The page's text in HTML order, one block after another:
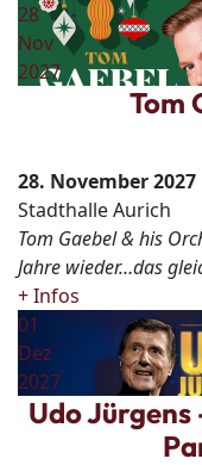
28
Nov
2027
Tom
28. November 2027
Stadthalle Aurich
Tom Gaebel & his
Jahre wieder…das
+ Infos
01
Dez
2027
Udo